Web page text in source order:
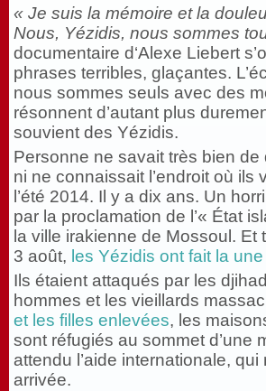
« Je suis la mémoire et la
Nous, Yézidis, nous sommes
documentaire d‘Alexe Liebert
phrases terribles, glaçantes.
nous sommes seuls avec des
résonnent d’autant plus
souvient des Yézidis.
Personne ne savait très bien de
ni ne connaissait l’endroit où ils
l’été 2014. Il y a dix ans. Un
par la proclamation de l’« État
la ville irakienne de Mossoul. Et
3 août, les Yézidis ont fait la une
Ils étaient attaqués par les
hommes et les vieillards
et les filles enlevées, les
sont réfugiés au sommet d’une
attendu l’aide internationale, qui
arrivée.